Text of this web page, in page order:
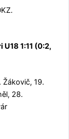
1:11 (0:2,
Žákovič, 19.
28.